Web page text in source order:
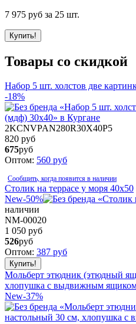
7 975 руб за 25 шт.
Товары со скидкой
Набор 5 шт. холстов две
-18%
2KCNVPAN280R30X40P5
820 руб
675руб
Оптом: 560 руб
Сообщить, когда появится в наличии
Столик на террасе у моря 40x50
New-50%
наличии
NM-00020
1 050 руб
526руб
Оптом: 387 руб
Мольберт этюдник (этюдный
хлопушка с выдвижным
New-37%